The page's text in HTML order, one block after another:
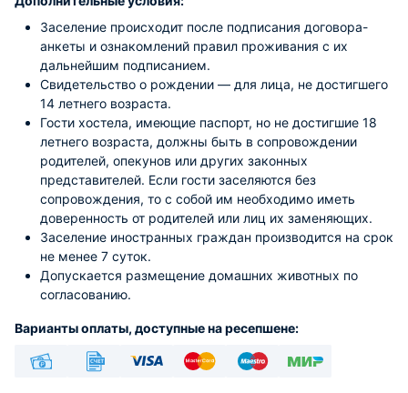
Заселение происходит после подписания договора-
анкеты и ознакомлений правил проживания с их
дальнейшим подписанием.
Свидетельство о рождении — для лица, не достигшего
14 летнего возраста.
Гости хостела, имеющие паспорт, но не достигшие 18
летнего возраста, должны быть в сопровождении
родителей, опекунов или других законных
представителей. Если гости заселяются без
сопровождения, то с собой им необходимо иметь
доверенность от родителей или лиц их заменяющих.
Заселение иностранных граждан производится на срок
не менее 7 суток.
Допускается размещение домашних животных по
согласованию.
Варианты оплаты, доступные на ресепшене: